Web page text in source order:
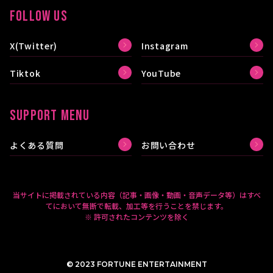
FOLLOW US
X(Twitter) Instagram
Tiktok YouTube
SUPPORT MENU
よくある質問 お問い合わせ
当サイトに掲載されている内容（記事・画像・動画・音声データ等）はすべ
てにおいて無断で転載、加工等を行うことを禁じます。
※ 許可されたコンテンツを除く
© 2023 FORTUNE ENTERTAINMENT